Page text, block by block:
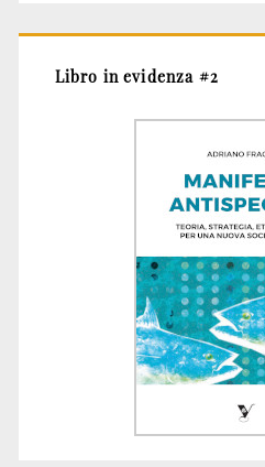
Libro in evidenza #2